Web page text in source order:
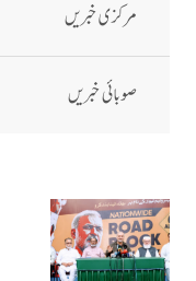
مرکزی خبریں
صوبائی خبریں